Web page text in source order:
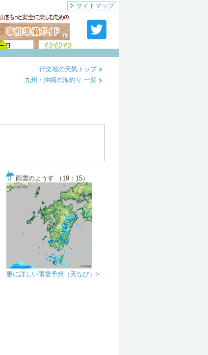
サイトマップ
行楽地の天気トップ
九州・沖縄の海釣り 一覧
雨雲のようす （19：15）
更に詳しい雨雲予想（天なび）>